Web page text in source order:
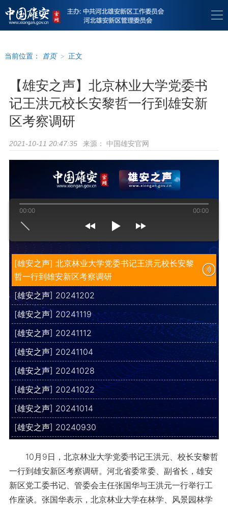
当前位置： 首页 > 正文
【雄安之声】北京林业大学党委书
记王洪元校长安黎哲一行到雄安新
区考察调研
2021-10-11 20:47:35 来源： 中国雄安官网
[雄安之声] 北京林业大学党委书记王洪元校长安黎
哲一行到雄安新区考察调研
[雄安之声] 20241202
[雄安之声] 20241119
[雄安之声] 20241112
[雄安之声] 20241104
[雄安之声] 20241028
[雄安之声] 20241022
[雄安之声] 20241014
[雄安之声] 20240930
00:00 00:00
10月9日，北京林业大学党委书记王洪元、校长安黎哲
一行到雄安新区考察调研。河北省委常委、副省长，雄安
新区党工委书记、管委会主任张国华与王洪元一行举行工
作座谈。张国华表示，北京林业大学在林学、风景园林学